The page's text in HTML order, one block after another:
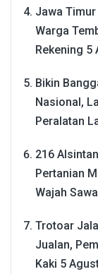
Jawa
Warga
Rekening 5
Bikin
Nasional,
Peralatan
216
Pertanian
Wajah
Trotoar
Jualan,
Kaki 5